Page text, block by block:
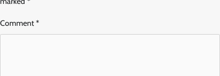
Comment*